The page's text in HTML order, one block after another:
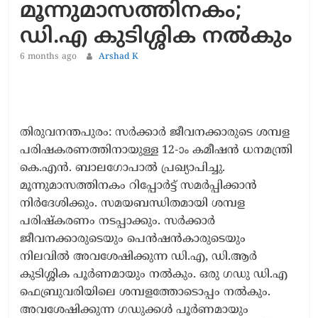
മൂന്നുമാസത്തിനകം;
ഡി.എ കുടിശ്ശിക നൽകും
6 months ago Arshad K
തിരുവനന്തപുരം: സർക്കാർ ജീവനക്കാരുടെ ശമ്പള
പരിഷകരണത്തിനായുള്ള 12-ാം കമീഷൻ ധനമന്ത്രി
കെ.എൻ. ബാലഗോപാൽ പ്രഖ്യാപിച്ചു.
മൂന്നുമാസത്തിനകം റിപ്പോർട്ട് സമർപ്പിക്കാൻ
നിർദേശിക്കും. സമയബന്ധിതമായി ശമ്പള
പരിഷ്കരണം നടപ്പാക്കും. സർക്കാർ
ജീവനക്കാരുടെയും പെൻഷൻകാരുടെയും
നിലവിൽ അവശേഷിക്കുന്ന ഡി.എ, ഡി.ആർ
കുടിശ്ശിക പൂർണമായും നൽകും. ഒരു ഗഡു ഡി.എ
ഫെബ്രുവരിയിലെ ശമ്പളത്തോടൊപ്പം നൽകും.
അവശേഷിക്കുന്ന ഗഡുക്കൾ പൂർണമായും